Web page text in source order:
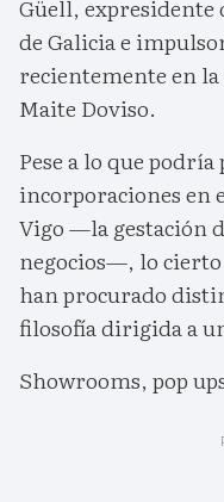
Güell, expresidente
de Galicia e
recientemente en
Maite Doviso.
Pese a lo que
incorporaciones en
Vigo —la gestación
negocios—, lo cierto
han procurado
filosofía dirigida a
Showrooms, pop